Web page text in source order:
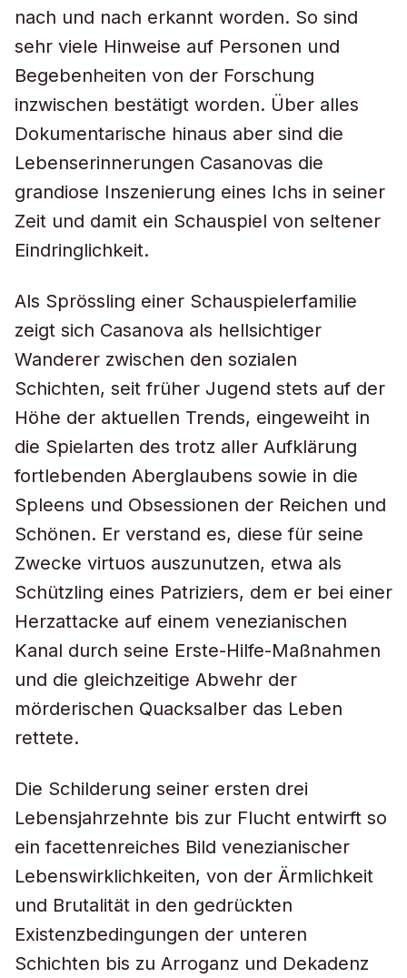
nach und nach erkannt worden. So sind
sehr viele Hinweise auf Personen und
Begebenheiten von der Forschung
inzwischen bestätigt worden. Über alles
Dokumentarische hinaus aber sind die
Lebenserinnerungen Casanovas die
grandiose Inszenierung eines Ichs in seiner
Zeit und damit ein Schauspiel von seltener
Eindringlichkeit.
Als Sprössling einer Schauspielerfamilie
zeigt sich Casanova als hellsichtiger
Wanderer zwischen den sozialen
Schichten, seit früher Jugend stets auf der
Höhe der aktuellen Trends, eingeweiht in
die Spielarten des trotz aller Aufklärung
fortlebenden Aberglaubens sowie in die
Spleens und Obsessionen der Reichen und
Schönen. Er verstand es, diese für seine
Zwecke virtuos auszunutzen, etwa als
Schützling eines Patriziers, dem er bei einer
Herzattacke auf einem venezianischen
Kanal durch seine Erste-Hilfe-Maßnahmen
und die gleichzeitige Abwehr der
mörderischen Quacksalber das Leben
rettete.
Die Schilderung seiner ersten drei
Lebensjahrzehnte bis zur Flucht entwirft so
ein facettenreiches Bild venezianischer
Lebenswirklichkeiten, von der Ärmlichkeit
und Brutalität in den gedrückten
Existenzbedingungen der unteren
Schichten bis zu Arroganz und Dekadenz